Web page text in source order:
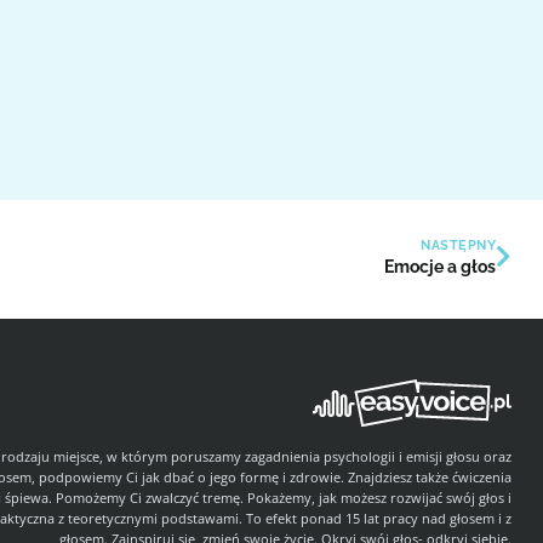
NASTĘPNY
Emocje a głos
miejsce, w którym poruszamy zagadnienia psychologii i emisji głosu oraz
podpowiemy Ci jak dbać o jego formę i zdrowie. Znajdziesz także ćwiczenia
Pomożemy Ci zwalczyć tremę. Pokażemy, jak możesz rozwijać swój głos i
z teoretycznymi podstawami. To efekt ponad 15 lat pracy nad głosem i z
głosem. Zainspiruj się, zmień swoje życie. Okryj swój głos- odkryj siebie.